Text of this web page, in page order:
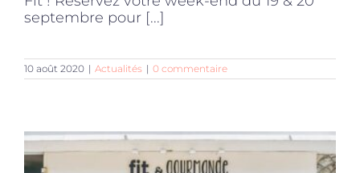
septembre pour [...]
10 août 2020 | Actualités | 0 commentaire